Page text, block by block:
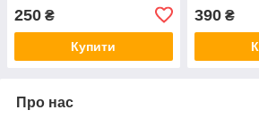
250 ₴
Купити
390₴
Про нас